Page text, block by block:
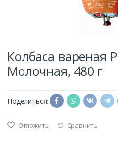
Колбаса вареная
Молочная, 480 г
Поделиться:
Отложить Сравнить